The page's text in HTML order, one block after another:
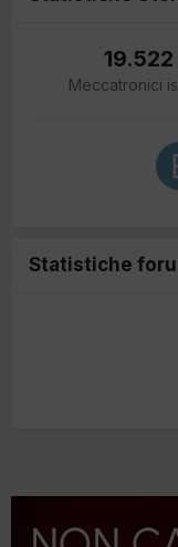
19.522
Meccatronici
Statistiche